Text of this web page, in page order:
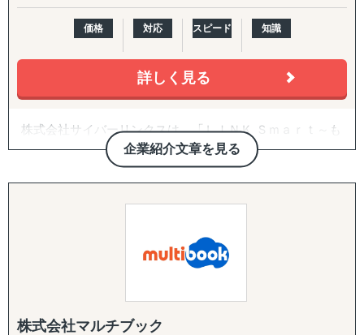
価格 対応 スピード 知識
詳しく見る
企業紹介文章を見る
株式会社サイバーリンクスは、「ＬＩＮＫ Ｓｍａｒｔ～も
たず、つながる時代へ～」のブランドコンセプトのもと、
食品流通業や官公庁などの業界に特化した、共同利用型ク
ラウドサービス「シェアクラウド」を提供しています。
流通クラウド、官公庁クラウド、トラスト、モバイルネッ
や、経営の効率化を支援するとともに、業界プラットフォ
ームとして、業界全体の発展に貢献してまいります。東証
プライム上場（証券コード：3683）
ルブランド・ジュエリー・スポーツ用品・家具雑貨といっ
株式会社マルチブック